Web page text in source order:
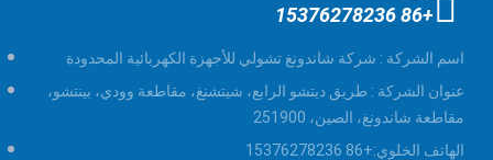
+86 15376278236
اسم الشركة : شركة شاندونغ تشولي للأجهزة الكهربائية المحدودة
عنوان الشركة : طريق ديتشو الرابع، شيتشنغ، مقاطعة وودي، بينتشو،
مقاطعة شاندونغ، الصين، 251900
الهاتف الخلوي:+86 15376278236